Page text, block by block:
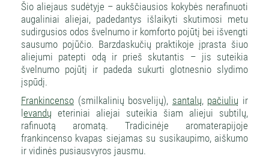
Šio aliejaus sudėtyje – aukščiausios kokybės nerafinuoti
augaliniai aliejai, padedantys išlaikyti skutimosi metu
sudirgusios odos švelnumo ir komforto pojūtį bei išvengti
sausumo pojūčio. Barzdaskučių praktikoje įprasta šiuo
aliejumi patepti odą ir prieš skutantis – jis suteikia
švelnumo pojūtį ir padeda sukurti glotnesnio slydimo
įspūdį.
Frankincenso (smilkalinių bosvelijų), santalų, pačiulių ir
evandų eteriniai aliejai suteikia šiam aliejui subtilų,
rafinuotą aromatą. Tradicinėje aromaterapijoje
frankincenso kvapas siejamas su susikaupimo, aiškumo
ir vidinės pusiausvyros jausmu.